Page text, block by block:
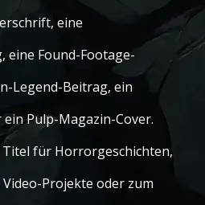
eine
eine Found-Footage-
Legend-Beitrag, ein
Pulp-Magazin-Cover.
Titel für Horrorgeschichten,
Projekte oder zum